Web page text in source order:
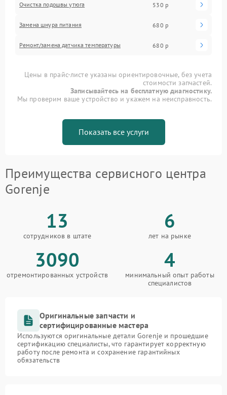
Очистка подошвы утюга 530 р
Замена шнура питания 680 р
Ремонт/замена датчика температуры 680 р
Цены в прайс-листе указаны ориентировочные, без учета
стоимости запчастей.
Записывайтесь на бесплатную диагностику.
Мы проверим ваше устройство и укажем на неисправность.
Показать все услуги
Преимущества сервисного центра
Gorenje
13
сотрудников в штате
6
лет на рынке
3090
отремонтированных устройств
4
минимальный опыт работы
специалистов
Оригинальные запчасти и
сертифицированные мастера
Используются оригинальные детали Gorenje и прошедшие
сертификацию специалисты, что гарантирует корректную
работу после ремонта и сохранение гарантийных
обязательств